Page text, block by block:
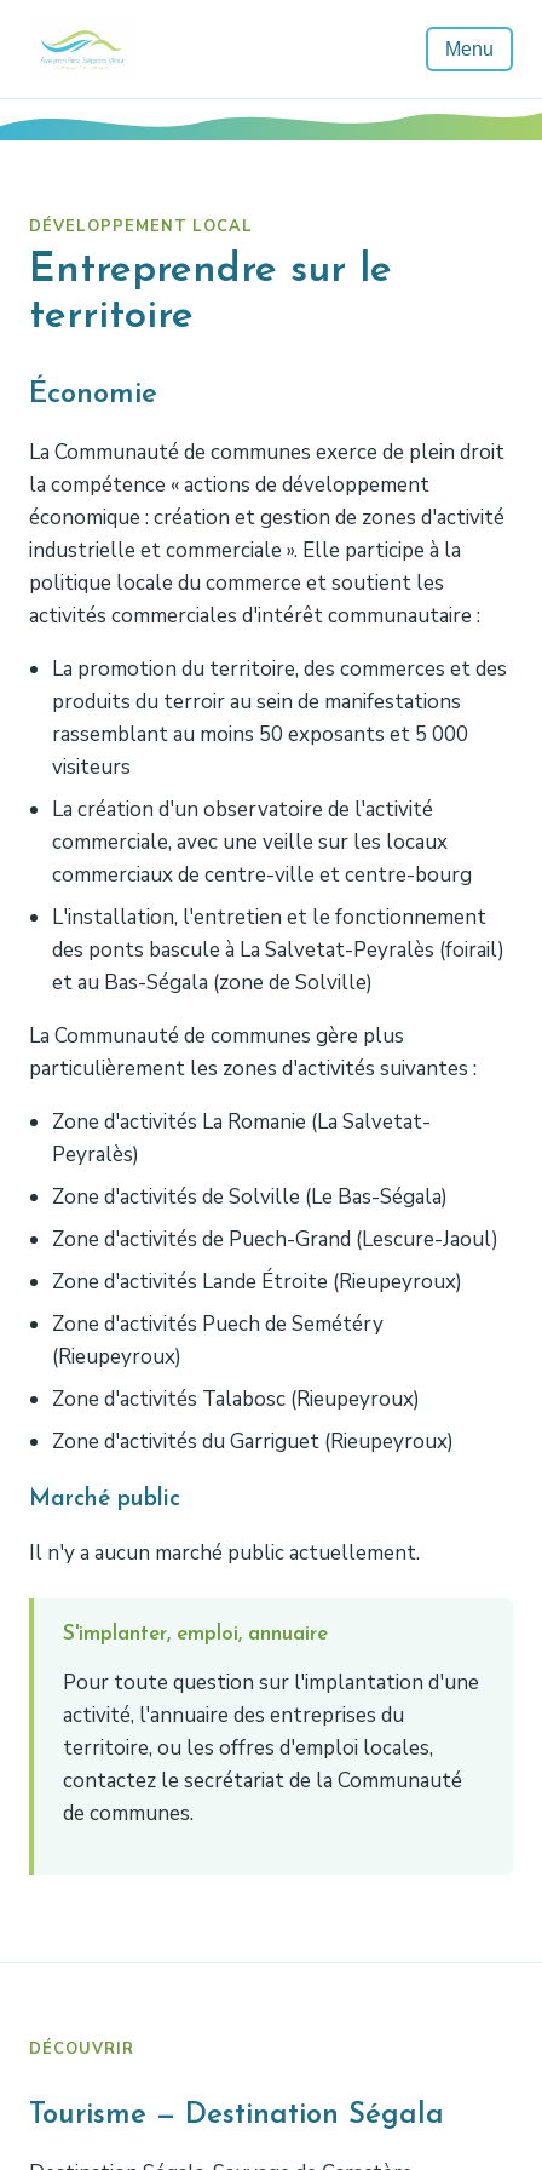
Menu
DÉVELOPPEMENT LOCAL
Entreprendre sur le
territoire
Économie
La Communauté de communes exerce de plein droit
la compétence « actions de développement
économique : création et gestion de zones d'activité
industrielle et commerciale ». Elle participe à la
politique locale du commerce et soutient les
activités commerciales d'intérêt communautaire :
La promotion du territoire, des commerces et des
produits du terroir au sein de manifestations
rassemblant au moins 50 exposants et 5 000
visiteurs
La création d'un observatoire de l'activité
commerciale, avec une veille sur les locaux
commerciaux de centre-ville et centre-bourg
L'installation, l'entretien et le fonctionnement
des ponts bascule à La Salvetat-Peyralès (foirail)
et au Bas-Ségala (zone de Solville)
La Communauté de communes gère plus
particulièrement les zones d'activités suivantes :
Zone d'activités La Romanie (La Salvetat-
Peyralès)
Zone d'activités de Solville (Le Bas-Ségala)
Zone d'activités de Puech-Grand (Lescure-Jaoul)
Zone d'activités Lande Étroite (Rieupeyroux)
Zone d'activités Puech de Semétéry
(Rieupeyroux)
Zone d'activités Talabosc (Rieupeyroux)
Zone d'activités du Garriguet (Rieupeyroux)
Marché public
Il n'y a aucun marché public actuellement.
S'implanter, emploi, annuaire
Pour toute question sur l'implantation d'une
activité, l'annuaire des entreprises du
territoire, ou les offres d'emploi locales,
contactez le secrétariat de la Communauté
de communes.
DÉCOUVRIR
Tourisme — Destination Ségala